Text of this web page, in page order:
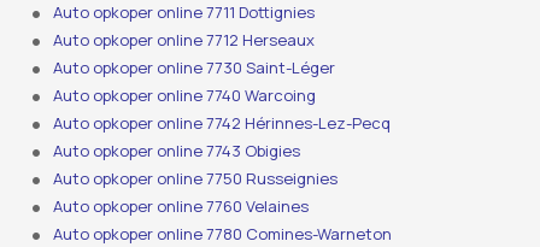
Auto opkoper online 7711 Dottignies
Auto opkoper online 7712 Herseaux
Auto opkoper online 7730 Saint-Léger
Auto opkoper online 7740 Warcoing
Auto opkoper online 7742 Hérinnes-Lez-Pecq
Auto opkoper online 7743 Obigies
Auto opkoper online 7750 Russeignies
Auto opkoper online 7760 Velaines
Auto opkoper online 7780 Comines-Warneton